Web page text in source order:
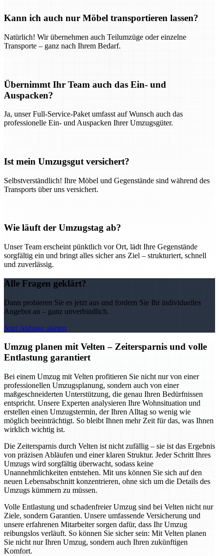
Kann ich auch nur Möbel transportieren lassen?
Natürlich! Wir übernehmen auch Teilumzüge oder einzelne
Transporte – ganz nach Ihrem Bedarf.
Übernimmt Ihr Team auch das Ein- und
Auspacken?
Ja, unser Full-Service-Paket umfasst auf Wunsch auch das
professionelle Ein- und Auspacken Ihrer Umzugsgüter.
Ist mein Umzugsgut versichert?
Selbstverständlich! Ihre Möbel und Gegenstände sind während des
Transports über uns versichert.
Wie läuft der Umzugstag ab?
Unser Team erscheint pünktlich vor Ort, lädt Ihre Gegenstände
sorgfältig ein und bringt alles sicher ans Ziel – strukturiert, schnell
und zuverlässig.
Alle Fragen geklärt?
Dann probieren Sie es jetzt aus und fordern Sie Ihr individuelles
Angebot an – ganz unverbindlich.
Jetzt Anfrage starten
Umzug planen mit Velten – Zeitersparnis und volle
Entlastung garantiert
Bei einem Umzug mit Velten profitieren Sie nicht nur von einer
professionellen Umzugsplanung, sondern auch von einer
maßgeschneiderten Unterstützung, die genau Ihren Bedürfnissen
entspricht. Unsere Experten analysieren Ihre Wohnsituation und
erstellen einen Umzugstermin, der Ihren Alltag so wenig wie
möglich beeinträchtigt. So bleibt Ihnen mehr Zeit für das, was Ihnen
wirklich wichtig ist.
Die Zeitersparnis durch Velten ist nicht zufällig – sie ist das Ergebnis
von präzisen Abläufen und einer klaren Struktur. Jeder Schritt Ihres
Umzugs wird sorgfältig überwacht, sodass keine
Unannehmlichkeiten entstehen. Mit uns können Sie sich auf den
neuen Lebensabschnitt konzentrieren, ohne sich um die Details des
Umzugs kümmern zu müssen.
Volle Entlastung und schadenfreier Umzug sind bei Velten nicht nur
Ziele, sondern Garantien. Unsere umfassende Versicherung und
unsere erfahrenen Mitarbeiter sorgen dafür, dass Ihr Umzug
reibungslos verläuft. So können Sie sicher sein: Mit Velten planen
Sie nicht nur Ihren Umzug, sondern auch Ihren zukünftigen
Komfort.